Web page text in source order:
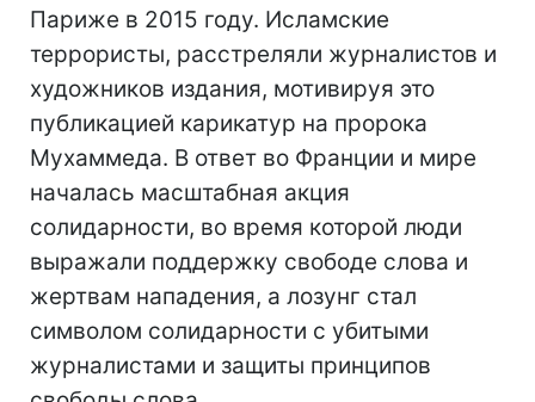
Париже в 2015 году. Исламские
террористы, расстреляли журналистов и
художников издания, мотивируя это
публикацией карикатур на пророка
Мухаммеда. В ответ во Франции и мире
началась масштабная акция
солидарности, во время которой люди
выражали поддержку свободе слова и
жертвам нападения, а лозунг стал
символом солидарности с убитыми
журналистами и защиты принципов